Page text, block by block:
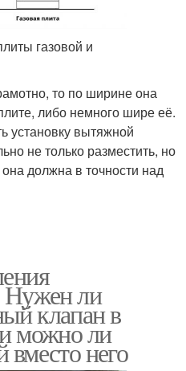
газовой и
то по ширине она
либо немного шире её.
установку вытяжной
не только разместить, но
должна в точности над
Нужен ли
клапан в
и можно ли
вместо него